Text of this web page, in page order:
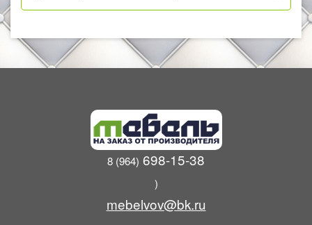
2.Кухня может быть выполнена из материала:
МДФ с покрытием пластиком - это фасады, и
высококачественного ЛДСП 1 сорта - это
8 (964) 698-15-38
)
mebelvov@bk.ru